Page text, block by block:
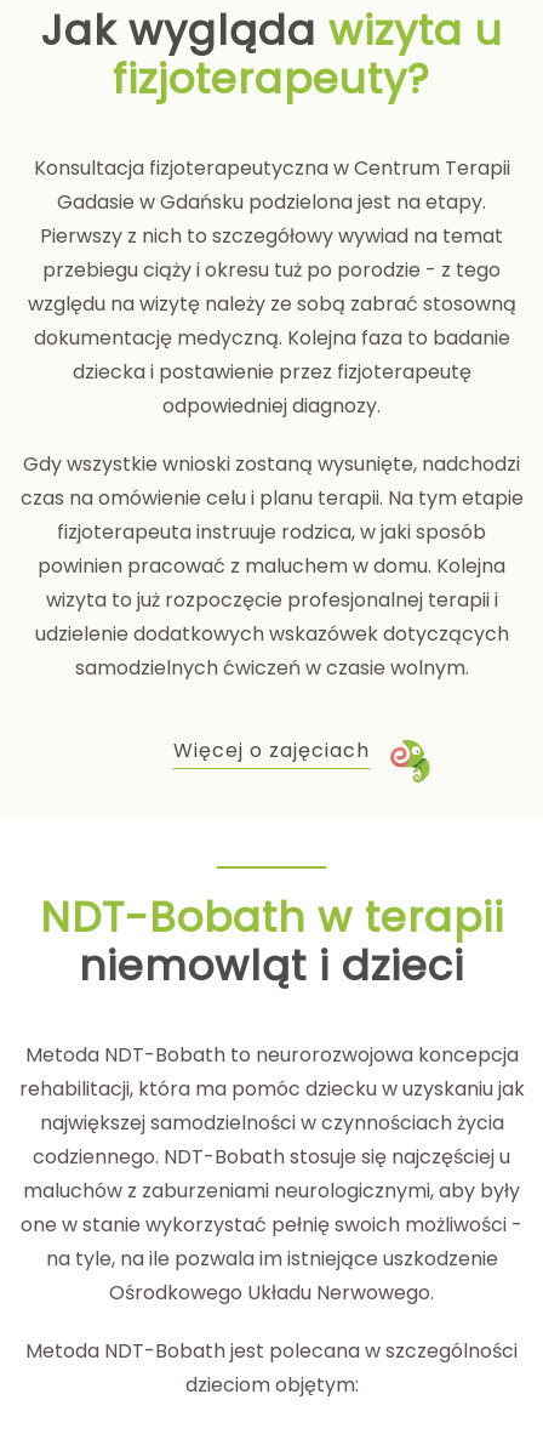
Jak wygląda wizyta u
fizjoterapeuty?
Konsultacja fizjoterapeutyczna w Centrum Terapii
Gadasie w Gdańsku podzielona jest na etapy.
Pierwszy z nich to szczegółowy wywiad na temat
przebiegu ciąży i okresu tuż po porodzie - z tego
względu na wizytę należy ze sobą zabrać stosowną
dokumentację medyczną. Kolejna faza to badanie
dziecka i postawienie przez fizjoterapeutę
odpowiedniej diagnozy.
Gdy wszystkie wnioski zostaną wysunięte, nadchodzi
czas na omówienie celu i planu terapii. Na tym etapie
fizjoterapeuta instruuje rodzica, w jaki sposób
powinien pracować z maluchem w domu. Kolejna
wizyta to już rozpoczęcie profesjonalnej terapii i
udzielenie dodatkowych wskazówek dotyczących
samodzielnych ćwiczeń w czasie wolnym.
Więcej o zajęciach
NDT-Bobath w terapii
niemowląt i dzieci
Metoda NDT-Bobath to neurorozwojowa koncepcja
rehabilitacji, która ma pomóc dziecku w uzyskaniu jak
największej samodzielności w czynnościach życia
codziennego. NDT-Bobath stosuje się najczęściej u
maluchów z zaburzeniami neurologicznymi, aby były
one w stanie wykorzystać pełnię swoich możliwości -
na tyle, na ile pozwala im istniejące uszkodzenie
Ośrodkowego Układu Nerwowego.
Metoda NDT-Bobath jest polecana w szczególności
dzieciom objętym: